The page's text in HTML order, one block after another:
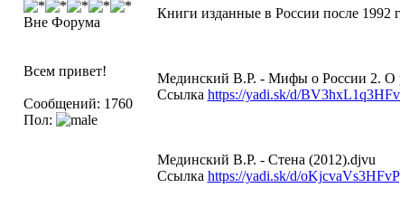
Вне Форума
Всем привет!
Сообщений: 1760
Пол:
Книги изданные в России после 1992
Мединский В.Р. - Мифы о России 2. О
Ссылка https://yadi.sk/d/
Мединский В.Р. - Стена (2012).djvu
Ссылка https://yadi.sk/d/